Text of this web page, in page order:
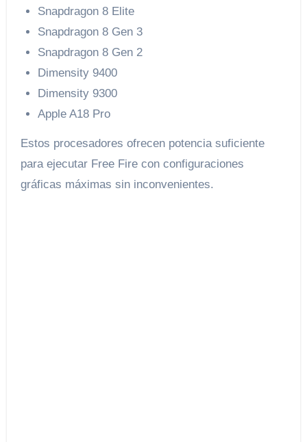
Snapdragon 8 Elite
Snapdragon 8 Gen 3
Snapdragon 8 Gen 2
Dimensity 9400
Dimensity 9300
Apple A18 Pro
Estos procesadores ofrecen potencia suficiente
para ejecutar Free Fire con configuraciones
gráficas máximas sin inconvenientes.